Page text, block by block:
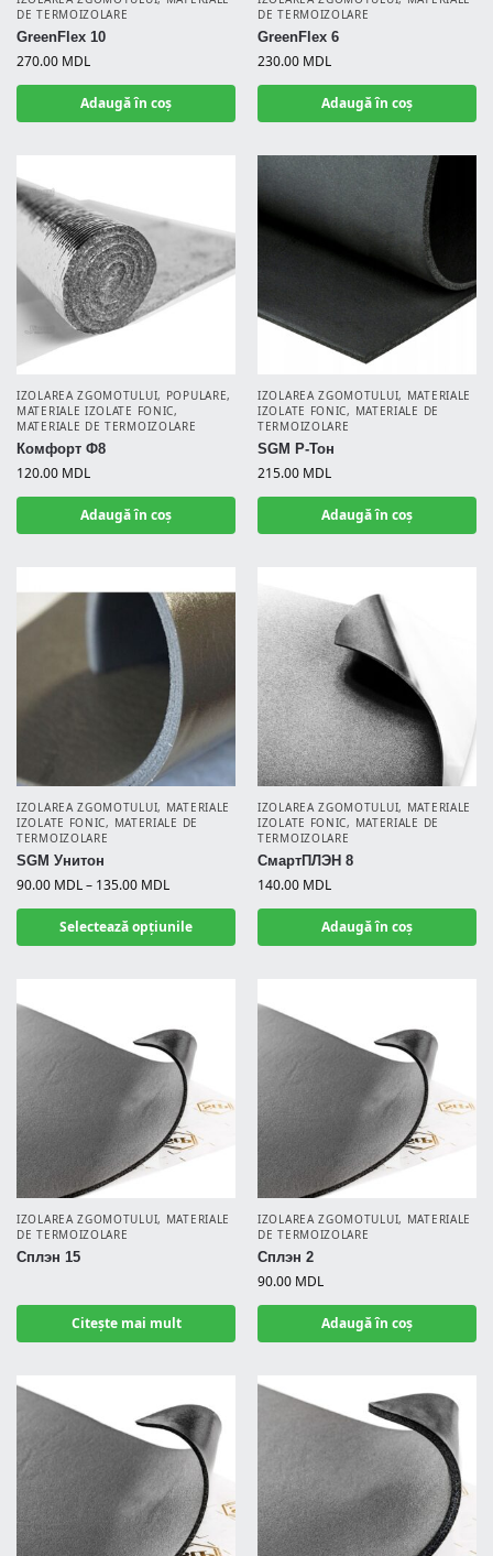
DE TERMOIZOLARE
GreenFlex 10
270.00 MDL
Adaugă în coș
DE TERMOIZOLARE
GreenFlex 6
230.00 MDL
Adaugă în coș
IZOLAREA ZGOMOTULUI, POPULARE,
MATERIALE IZOLATE FONIC,
MATERIALE DE TERMOIZOLARE
Комфорт Ф8
120.00 MDL
Adaugă în coș
IZOLAREA ZGOMOTULUI, MATERIALE
IZOLATE FONIC, MATERIALE DE
TERMOIZOLARE
SGM Р-Тон
215.00 MDL
Adaugă în coș
IZOLAREA ZGOMOTULUI, MATERIALE
IZOLATE FONIC, MATERIALE DE
TERMOIZOLARE
SGM Унитон
90.00 MDL– 135.00 MDL
Selectează opțiunile
IZOLAREA ZGOMOTULUI, MATERIALE
IZOLATE FONIC, MATERIALE DE
TERMOIZOLARE
СмартПЛЭН 8
140.00 MDL
Adaugă în coș
IZOLAREA ZGOMOTULUI, MATERIALE
DE TERMOIZOLARE
Сплэн 15
Citește mai mult
IZOLAREA ZGOMOTULUI, MATERIALE
DE TERMOIZOLARE
Сплэн 2
90.00 MDL
Adaugă în coș